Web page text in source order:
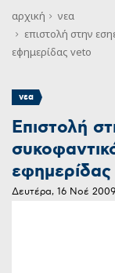
αρχική
νεα
επιστολή στην
εφημερίδας veto
νεα
Επιστολή
Δευτέρα, 16 Νοέ 2009